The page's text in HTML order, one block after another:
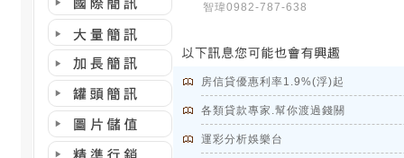
智瑋0982-787-638
房信貸優惠利率1.9%(浮)起
各類貸款專家.幫你渡過錢關
運彩分析娛樂台